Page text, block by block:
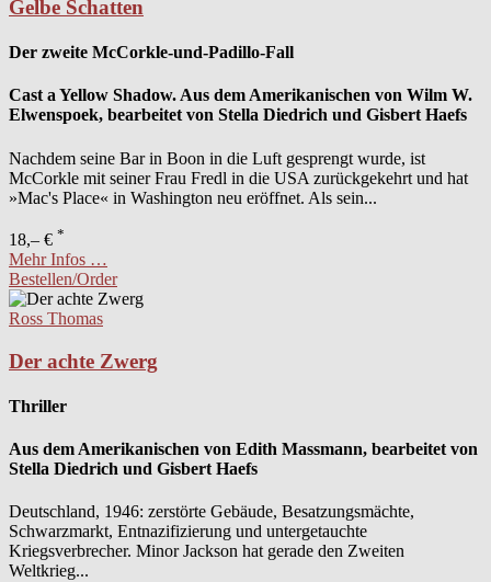
Gelbe Schatten
Der zweite McCorkle-und-Padillo-Fall
Cast a Yellow Shadow. Aus dem Amerikanischen von Wilm W.
Elwenspoek, bearbeitet von Stella Diedrich und Gisbert Haefs
Nachdem seine Bar in Boon in die Luft gesprengt wurde, ist
McCorkle mit seiner Frau Fredl in die USA zurückgekehrt und hat
»Mac's Place« in Washington neu eröffnet. Als sein...
18,– € *
Mehr Infos …
Bestellen/Order
Ross Thomas
Der achte Zwerg
Thriller
Aus dem Amerikanischen von Edith Massmann, bearbeitet von
Stella Diedrich und Gisbert Haefs
Deutschland, 1946: zerstörte Gebäude, Besatzungsmächte,
Schwarzmarkt, Entnazifizierung und untergetauchte
Kriegsverbrecher. Minor Jackson hat gerade den Zweiten
Weltkrieg...